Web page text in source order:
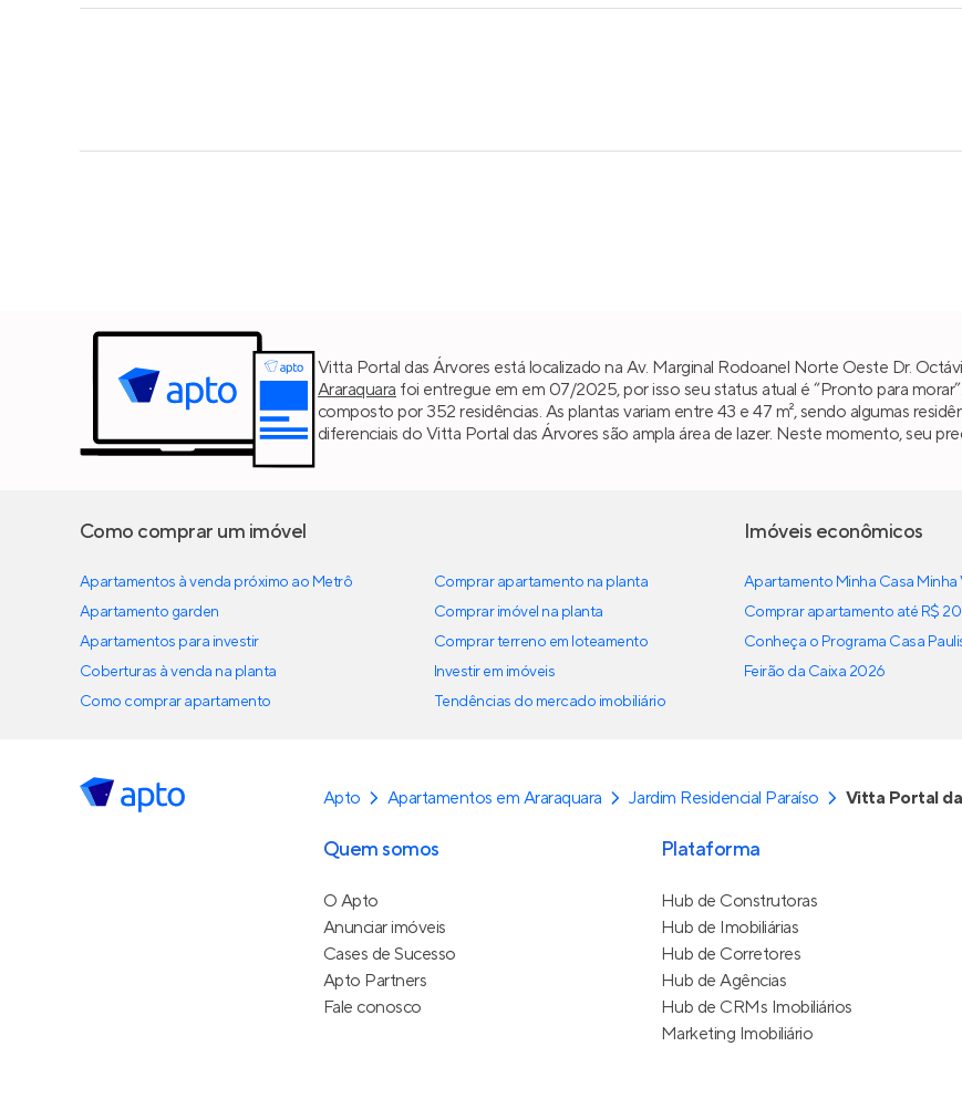
Vitta Portal das Árvores está localizado na Av. Marginal Rodoanel Norte Oeste Dr.
Araraquara foi entregue em em 07/2025, por isso seu status atual é “Pronto para
composto por 352 residências. As plantas variam entre 43 e 47 m², sendo algumas
diferenciais do Vitta Portal das Árvores são ampla área de lazer. Neste momento, seu
Como comprar um imóvel
Apartamentos à venda próximo ao Metrô
Apartamento garden
Apartamentos para investir
Coberturas à venda na planta
Como comprar apartamento
Comprar apartamento na planta
Comprar imóvel na planta
Comprar terreno em loteamento
Investir em imóveis
Tendências do mercado imobiliário
Imóveis econômicos
Apartamento Minha Casa Minha
Comprar apartamento até R$
Conheça o Programa Casa
Feirão da Caixa 2026
Apto Apartamentos em Araraquara Jardim Residencial Paraíso Vitta Portal
Quem somos
O Apto
Anunciar imóveis
Cases de Sucesso
Apto Partners
Fale conosco
Plataforma
Hub de Construtoras
Hub de Imobiliárias
Hub de Corretores
Hub de Agências
Hub de CRMs Imobiliários
Marketing Imobiliário